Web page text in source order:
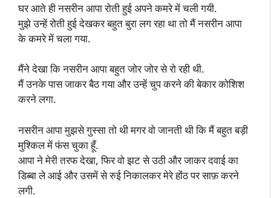
घर आते ही नसरीन आपा रोती हुई अपने कमरे में चली गयी.
मुझे उन्हें रोती हुई देखकर बहुत बुरा लग रहा था तो मैं नसरीन आपा
के कमरे में चला गया.
मैंने देखा कि नसरीन आपा बहुत जोर जोर से रो रही थी.
मैं उनके पास जाकर बैठ गया और उन्हें चुप करने की बेकार कोशिश
करने लगा.
नसरीन आपा मुझसे गुस्सा तो थी मगर वो जानती थी कि मैं बहुत बड़ी
मुश्किल में फंस चुका हूँ.
आपा ने मेरी तरफ देखा, फिर वो झट से उठी और जाकर दवाई का
डिब्बा ले आई और उसमें से रुई निकालकर मेरे होंठ पर साफ़ करने
लगी.